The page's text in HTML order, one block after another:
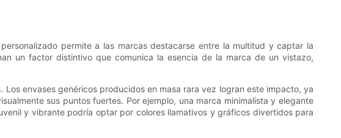
permite a las marcas destacarse entre la multitud y captar la
un factor distintivo que comunica la esencia de la marca de un vistazo,
envases genéricos producidos en masa rara vez logran este impacto, ya
sus puntos fuertes. Por ejemplo, una marca minimalista y elegante
y vibrante podría optar por colores llamativos y gráficos divertidos para